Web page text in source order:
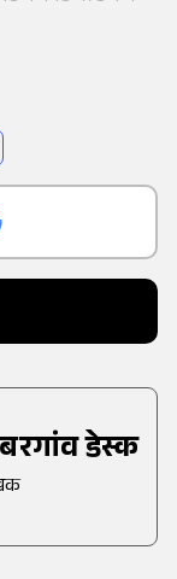
डेस्क